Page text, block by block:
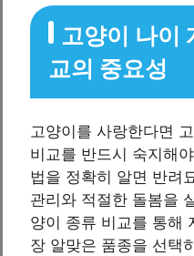
고양이 나이
교의 중요성
고양이를 사랑한다면
비교를 반드시 숙지해
법을 정확히 알면 반려
관리와 적절한 돌봄을
양이 종류 비교를 통해
장 알맞은 품종을 선택